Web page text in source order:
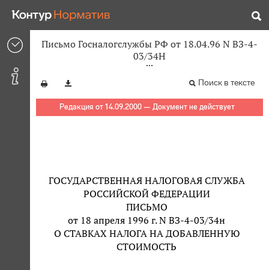
Письмо Госналогслужбы РФ от 18.04.96 N ВЗ-4-
03/34Н
Поиск в тексте
Редакция от 14.09.2000 — Документ не действует
ГОСУДАРСТВЕННАЯ НАЛОГОВАЯ СЛУЖБА
РОССИЙСКОЙ ФЕДЕРАЦИИ
ПИСЬМО
от 18 апреля 1996 г. N ВЗ-4-03/34н
О СТАВКАХ НАЛОГА НА ДОБАВЛЕННУЮ
СТОИМОСТЬ